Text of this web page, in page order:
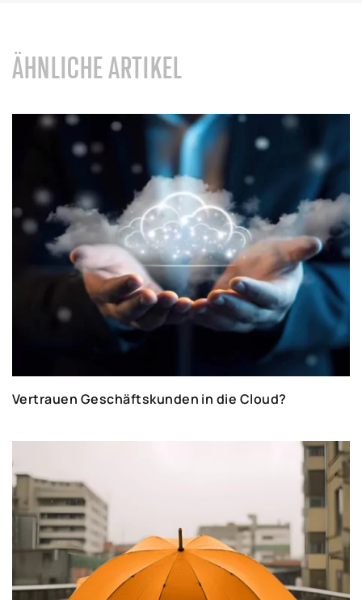
ÄHNLICHE ARTIKEL
Vertrauen Geschäftskunden in die Cloud?